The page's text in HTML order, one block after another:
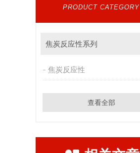
PRODUCT CATEGORY
焦炭反应性系列
焦炭反应性
查看全部